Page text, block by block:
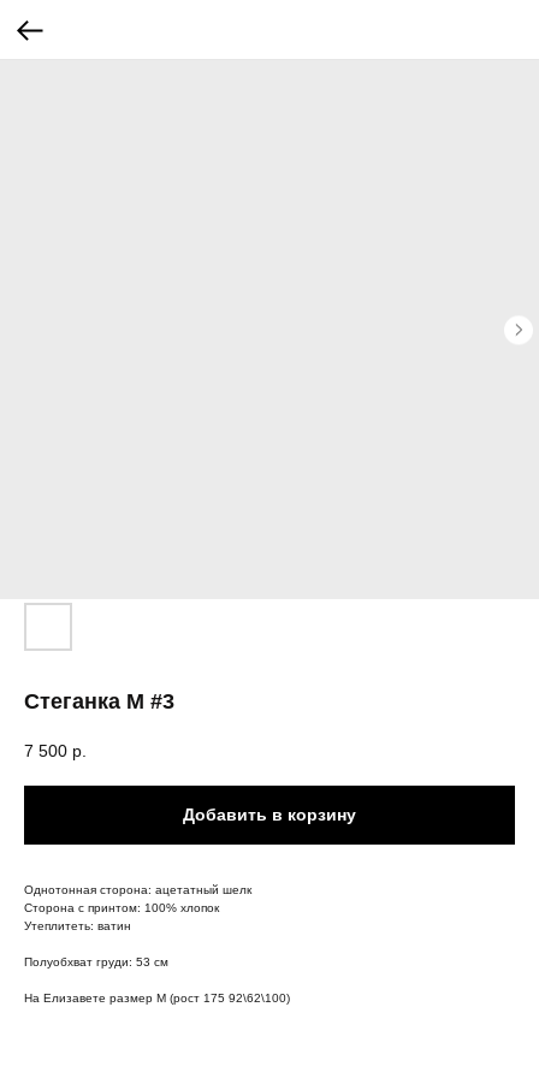
Стеганка M #3
7 500 р.
Добавить в корзину
Однотонная сторона: ацетатный шелк
Сторона с принтом: 100% хлопок
Утеплитеть: ватин
Полуобхват груди: 53 см
На Елизавете размер M (рост 175 92\62\100)